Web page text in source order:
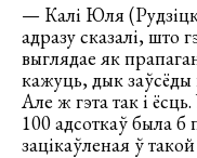
— Калі Юля
адразу сказалі, што
выглядае як
кажуць, дык
Але ж гэта так і
100 адсоткаў была б
зацікаўленая ў